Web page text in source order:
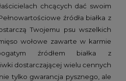
chcących dać swoim
źródła białka z
Twojemu psu wszelkich
wołowe zawarte w karmie
źródłem białka z
dostarczającej wielu cennych
tylko gwarancja pysznego, ale